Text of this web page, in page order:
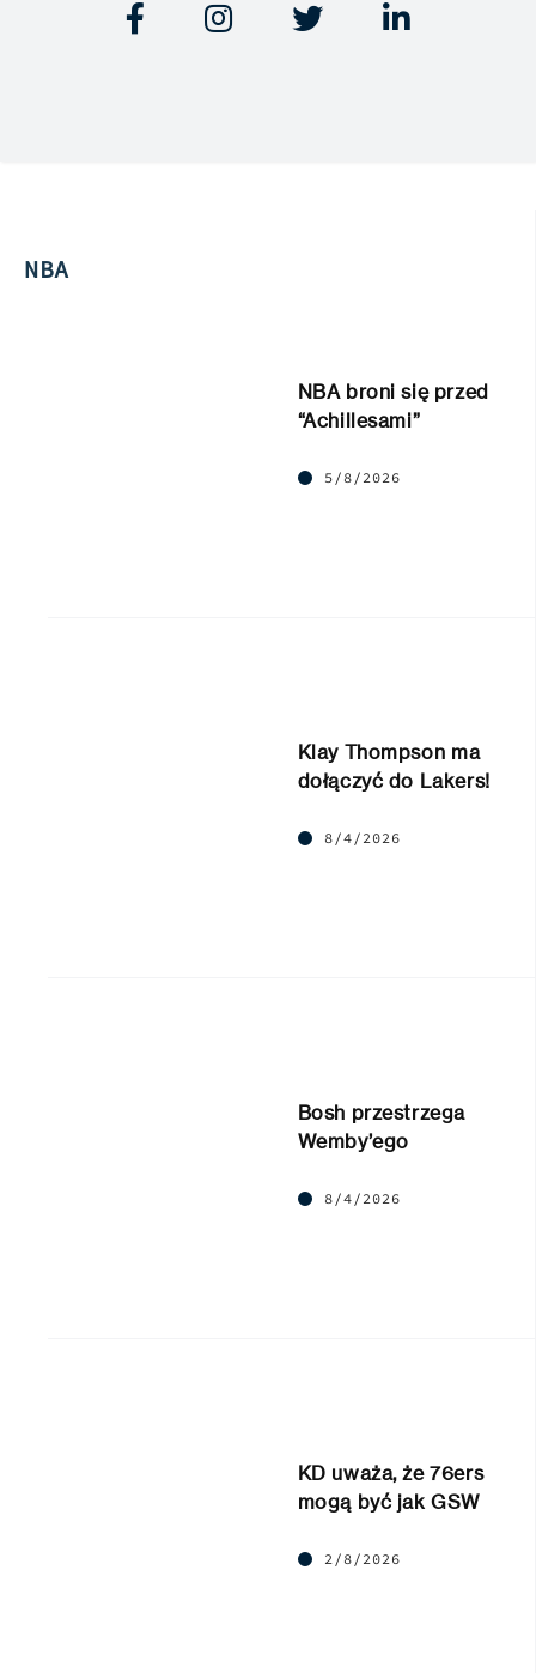
   
NBA
NBA broni się przed
“Achillesami”
5/8/2026
Klay Thompson ma
dołączyć do Lakers!
8/4/2026
Bosh przestrzega
Wemby’ego
8/4/2026
KD uważa, że 76ers
mogą być jak GSW
2/8/2026